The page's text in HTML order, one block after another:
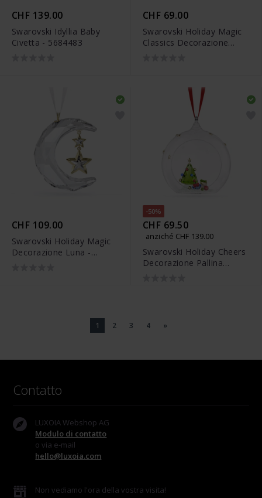
CHF 139.00
Swarovski Idyllia Baby
Civetta - 5684483
CHF 69.00
Swarovski Holiday Magic
Classics Decorazione
CHF 109.00
Swarovski Holiday Magic
Decorazione Luna -
-50%
CHF 69.50
anziché CHF 139.00
Swarovski Holiday Cheers
Decorazione Pallina
1 2 3 4 »
Contatto
LUXOIA Webshop AG
Modulo di contatto
o via e-mail
hello@luxoia.com
Non vediamo l'ora della vostra visita!